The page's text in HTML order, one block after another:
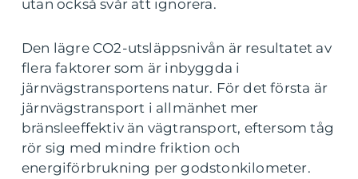
utan också svår att ignorera.
Den lägre CO2-utsläppsnivån är resultatet av
flera faktorer som är inbyggda i
järnvägstransportens natur. För det första är
järnvägstransport i allmänhet mer
bränsleeffektiv än vägtransport, eftersom tåg
rör sig med mindre friktion och
energiförbrukning per godstonkilometer.